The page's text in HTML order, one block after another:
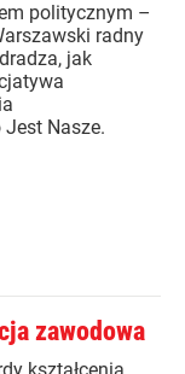
politycznym –
radny
jak
Nasze.
zawodowa